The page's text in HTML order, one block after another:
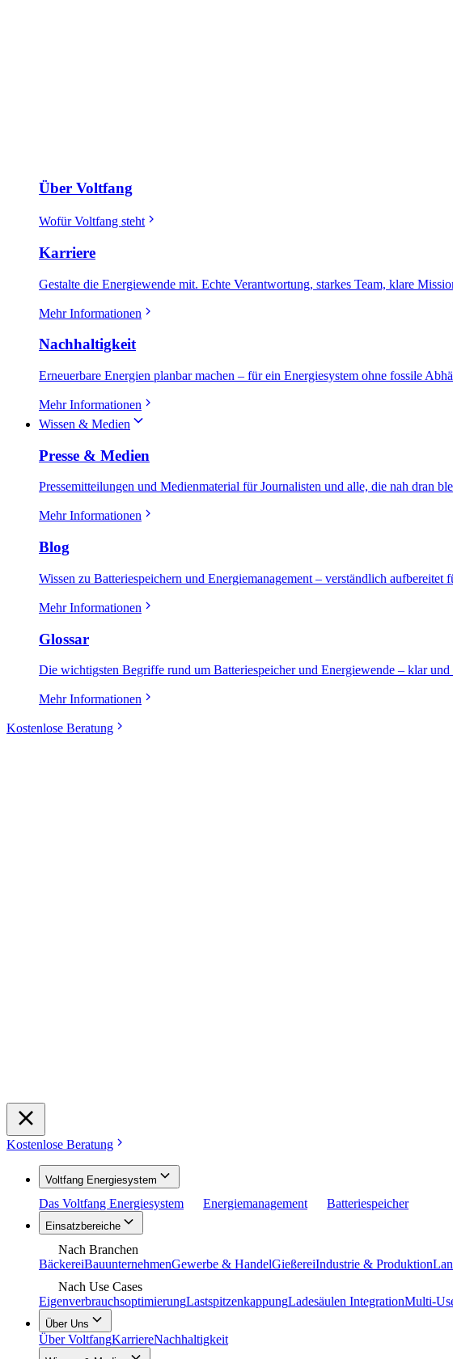
Über Voltfang
Wofür Voltfang steht
Karriere
Gestalte die Energiewende mit. Echte Verantwortung, starkes Team, klare
Mehr Informationen
Nachhaltigkeit
Erneuerbare Energien planbar machen – für ein Energiesystem ohne fossile
Mehr Informationen
Wissen & Medien
Presse & Medien
Pressemitteilungen und Medienmaterial für Journalisten und alle, die nah dran
Mehr Informationen
Blog
Wissen zu Batteriespeichern und Energiemanagement – verständlich aufbereitet
Mehr Informationen
Glossar
Die wichtigsten Begriffe rund um Batteriespeicher und Energiewende – klar und
Mehr Informationen
Kostenlose Beratung
Kostenlose Beratung
Voltfang Energiesystem
Das Voltfang Energiesystem Energiemanagement Batteriespeicher
Einsatzbereiche
Nach Branchen
BäckereiBauunternehmenGewerbe & HandelGießereiIndustrie & Produktion
Nach Use Cases
EigenverbrauchsoptimierungLastspitzenkappungLadesäulen IntegrationMulti-
Über Uns
Über VoltfangKarriereNachhaltigkeit